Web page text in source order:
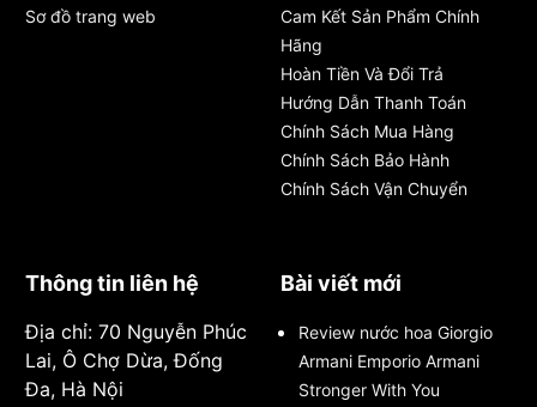
Sơ đồ trang web
Cam Kết Sản Phẩm Chính
Hãng
Hoàn Tiền Và Đổi Trả
Hướng Dẫn Thanh Toán
Chính Sách Mua Hàng
Chính Sách Bảo Hành
Chính Sách Vận Chuyển
Thông tin liên hệ
Địa chỉ: 70 Nguyễn Phúc
Lai, Ô Chợ Dừa, Đống
Đa, Hà Nội
Bài viết mới
Review nước hoa Giorgio
Armani Emporio Armani
Stronger With You